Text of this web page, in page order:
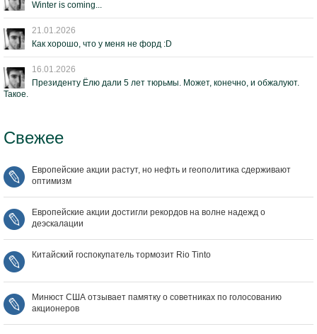
Winter is coming...
21.01.2026
Как хорошо, что у меня не форд :D
16.01.2026
Президенту Ёлю дали 5 лет тюрьмы. Может, конечно, и обжалуют.
Такое.
Свежее
Европейские акции растут, но нефть и геополитика сдерживают
оптимизм
Европейские акции достигли рекордов на волне надежд о
деэскалации
Китайский госпокупатель тормозит Rio Tinto
Минюст США отзывает памятку о советниках по голосованию
акционеров